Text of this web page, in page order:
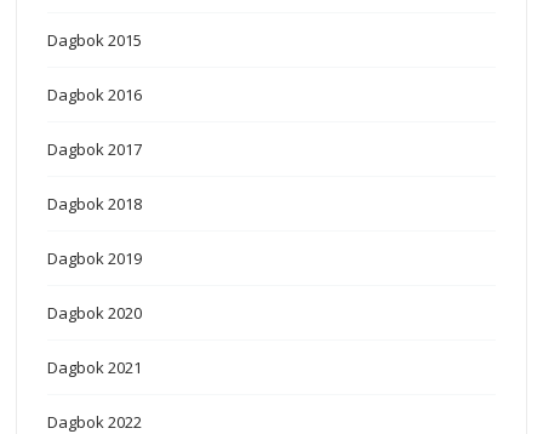
Dagbok 2015
Dagbok 2016
Dagbok 2017
Dagbok 2018
Dagbok 2019
Dagbok 2020
Dagbok 2021
Dagbok 2022